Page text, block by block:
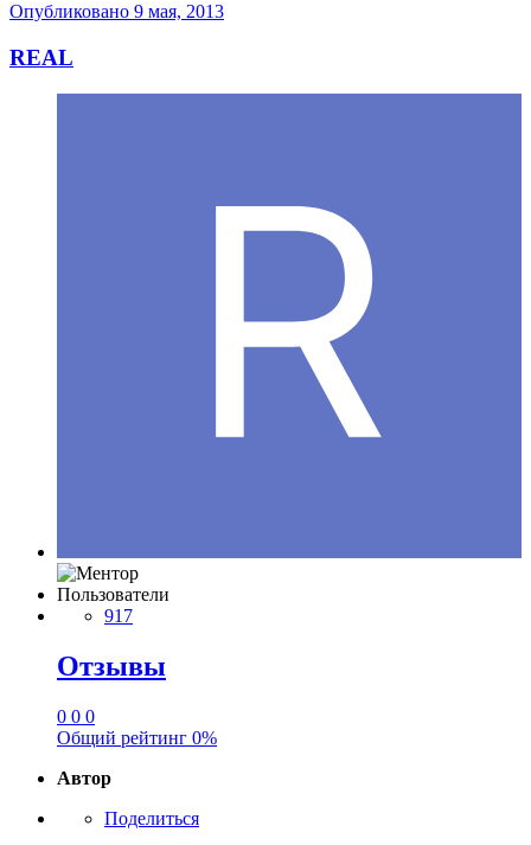
Опубликовано 9 мая, 2013
REAL
Пользователи
917
Отзывы
0 0 0
Общий рейтинг 0%
Автор
Поделиться